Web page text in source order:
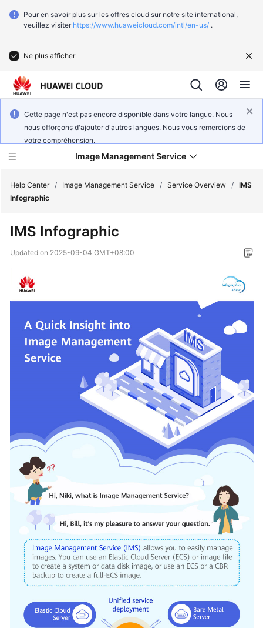
Pour en savoir plus sur les offres cloud sur notre site international,
veuillez visiter https://www.huaweicloud.com/intl/en-us/ .
Ne plus afficher
Cette page n'est pas encore disponible dans votre langue. Nous
nous efforçons d'ajouter d'autres langues. Nous vous remercions de
votre compréhension.
Image Management Service
New
Overview
Getting
User
Guide
Reference
SDK
Reference
FAQs
Videos
Help Center / Image Management Service / Service Overview / IMS
Infographic
IMS Infographic
Updated on 2025-09-04 GMT+08:00